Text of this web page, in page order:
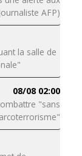
AFP)
la salle de
08/08 02:00
"sans